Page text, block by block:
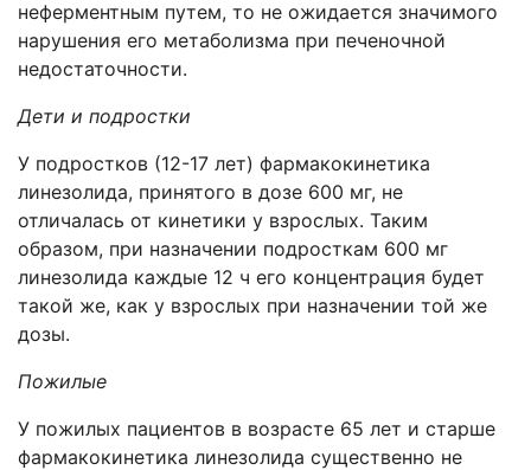
неферментным путем, то не ожидается значимого
нарушения его метаболизма при печеночной
недостаточности.
Дети и подростки
У подростков (12-17 лет) фармакокинетика
линезолида, принятого в дозе 600 мг, не
отличалась от кинетики у взрослых. Таким
образом, при назначении подросткам 600 мг
линезолида каждые 12 ч его концентрация будет
такой же, как у взрослых при назначении той же
дозы.
Пожилые
У пожилых пациентов в возрасте 65 лет и старше
фармакокинетика линезолида существенно не